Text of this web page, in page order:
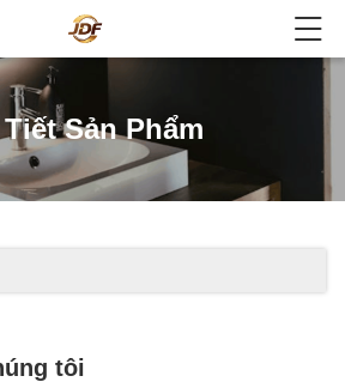
Sản Phẩm
tôi